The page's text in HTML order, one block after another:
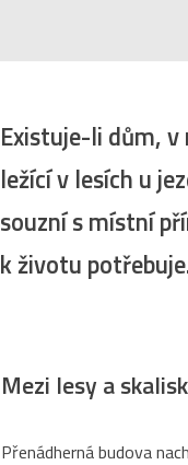
Existuje-li dům, v
ležící v lesích u
souzní s místní
k životu
Mezi lesy a
Přenádherná budova